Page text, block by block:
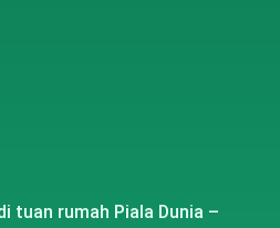
tuan rumah Piala Dunia –